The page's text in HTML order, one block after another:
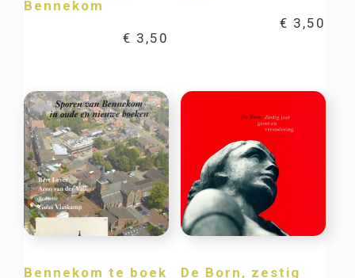
Bennekom
€ 3,50
€ 3,50
Bennekom te boek
De Born, zestig